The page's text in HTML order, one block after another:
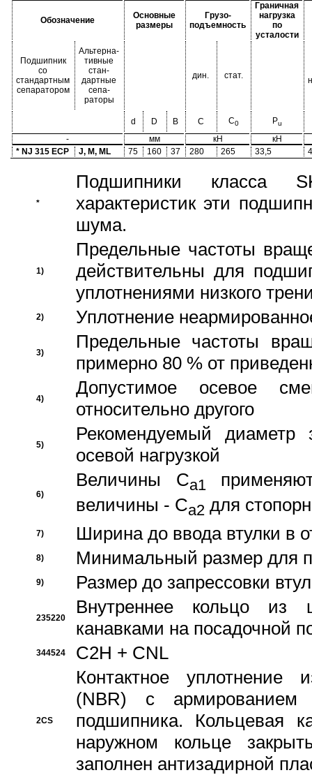
Обозначение
Основные
размеры
Грузо-
подъемность
Граничная
нагрузка
по
усталости
Подшипник
со
стандартным
сепаратором
Альтерна-
тивные
стан-
дартные
сепа-
раторы
дин. стат.
d D B C C0 Pu
- мм кН
кН
* NJ 315 ECP
J, M, ML 75 160 37 280 265 33,5
*
Подшипники класса
характеристик эти
шума.
1)
Предельные частоты
действительны для
уплотнениями низкого
2) Уплотнение
3)
Предельные частоты
примерно 80 % от
4)
Допустимое осевое
относительно другого
5)
Рекомендуемый диаметр
осевой нагрузкой
6)
Величины Ca1
величины - Ca2 для
7) Ширина до ввода втулки в
8) Минимальный размер для
9) Размер до запрессовки
235220
Внутреннее кольцо из
канавками на посадочной
344524 C2H + CNL
2CS
Контактное уплотнение
(NBR) с
подшипника. Кольцевая
наружном кольце
заполнен антизадирной